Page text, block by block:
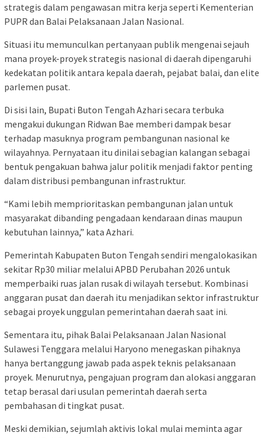
strategis dalam pengawasan mitra kerja seperti Kementerian
PUPR dan Balai Pelaksanaan Jalan Nasional.
Situasi itu memunculkan pertanyaan publik mengenai sejauh
mana proyek-proyek strategis nasional di daerah dipengaruhi
kedekatan politik antara kepala daerah, pejabat balai, dan elite
parlemen pusat.
Di sisi lain, Bupati Buton Tengah Azhari secara terbuka
mengakui dukungan Ridwan Bae memberi dampak besar
terhadap masuknya program pembangunan nasional ke
wilayahnya. Pernyataan itu dinilai sebagian kalangan sebagai
bentuk pengakuan bahwa jalur politik menjadi faktor penting
dalam distribusi pembangunan infrastruktur.
“Kami lebih memprioritaskan pembangunan jalan untuk
masyarakat dibanding pengadaan kendaraan dinas maupun
kebutuhan lainnya,” kata Azhari.
Pemerintah Kabupaten Buton Tengah sendiri mengalokasikan
sekitar Rp30 miliar melalui APBD Perubahan 2026 untuk
memperbaiki ruas jalan rusak di wilayah tersebut. Kombinasi
anggaran pusat dan daerah itu menjadikan sektor infrastruktur
sebagai proyek unggulan pemerintahan daerah saat ini.
Sementara itu, pihak Balai Pelaksanaan Jalan Nasional
Sulawesi Tenggara melalui Haryono menegaskan pihaknya
hanya bertanggung jawab pada aspek teknis pelaksanaan
proyek. Menurutnya, pengajuan program dan alokasi anggaran
tetap berasal dari usulan pemerintah daerah serta
pembahasan di tingkat pusat.
Meski demikian, sejumlah aktivis lokal mulai meminta agar